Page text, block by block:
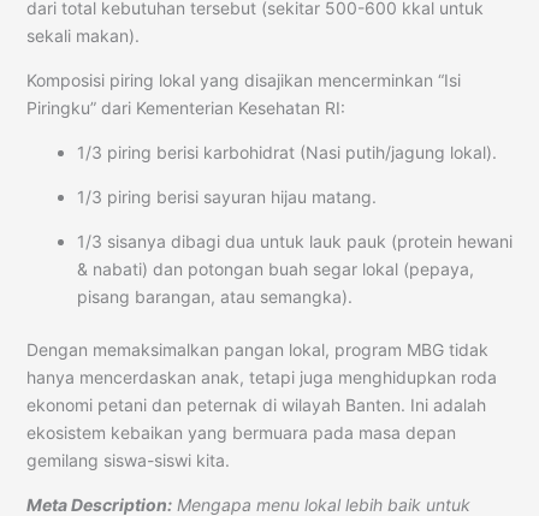
dari total kebutuhan tersebut (sekitar 500-600 kkal untuk
sekali makan).
Komposisi piring lokal yang disajikan mencerminkan “Isi
Piringku” dari Kementerian Kesehatan RI:
1/3 piring berisi karbohidrat (Nasi putih/jagung lokal).
1/3 piring berisi sayuran hijau matang.
1/3 sisanya dibagi dua untuk lauk pauk (protein hewani
& nabati) dan potongan buah segar lokal (pepaya,
pisang barangan, atau semangka).
Dengan memaksimalkan pangan lokal, program MBG tidak
hanya mencerdaskan anak, tetapi juga menghidupkan roda
ekonomi petani dan peternak di wilayah Banten. Ini adalah
ekosistem kebaikan yang bermuara pada masa depan
gemilang siswa-siswi kita.
Meta Description:Mengapa menu lokal lebih baik untuk